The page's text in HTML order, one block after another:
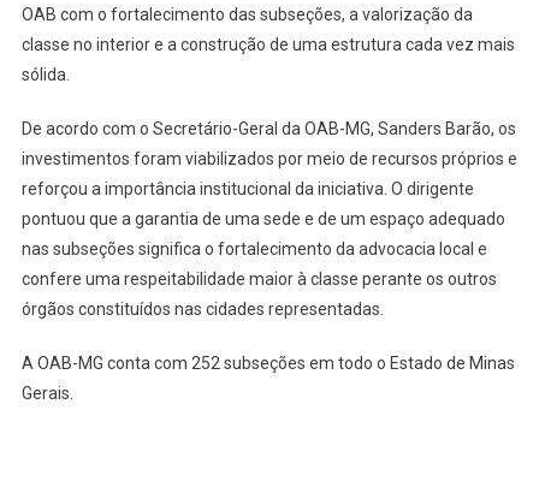
OAB com o fortalecimento das subseções, a valorização da
classe no interior e a construção de uma estrutura cada vez mais
sólida.
De acordo com o Secretário-Geral da OAB-MG, Sanders Barão, os
investimentos foram viabilizados por meio de recursos próprios e
reforçou a importância institucional da iniciativa. O dirigente
pontuou que a garantia de uma sede e de um espaço adequado
nas subseções significa o fortalecimento da advocacia local e
confere uma respeitabilidade maior à classe perante os outros
órgãos constituídos nas cidades representadas.
A OAB-MG conta com 252 subseções em todo o Estado de Minas
Gerais.